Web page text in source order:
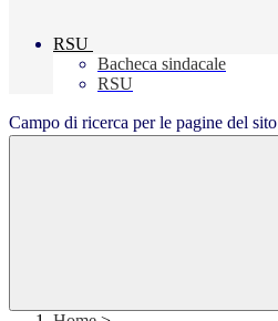
RSU
Bacheca sindacale
RSU
Campo di ricerca per le pagine del sito